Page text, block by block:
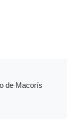
de Macorís